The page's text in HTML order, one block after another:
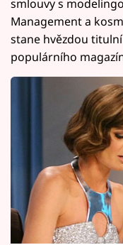
smlouvy s
Management a
stane hvězdou
populárního